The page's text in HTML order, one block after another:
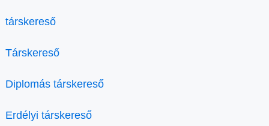
társkereső
Társkereső
Diplomás társkereső
Erdélyi társkereső